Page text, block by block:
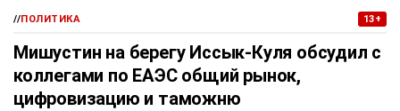
//ПОЛИТИКА 13+
Мишустин на берегу Иссык-Куля обсудил с
коллегами по ЕАЭС общий рынок,
цифровизацию и таможню